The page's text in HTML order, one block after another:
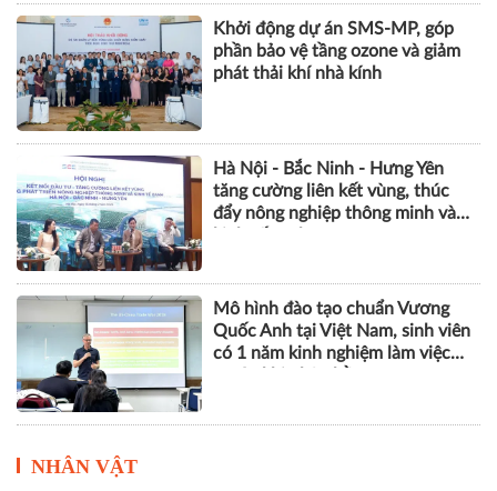
Việt Nam - Nhật Bản tăng cường
hợp tác thực thi bản quyền trên
môi trường số
Khởi động dự án SMS-MP, góp
phần bảo vệ tầng ozone và giảm
phát thải khí nhà kính
Hà Nội - Bắc Ninh - Hưng Yên
tăng cường liên kết vùng, thúc
đẩy nông nghiệp thông minh và